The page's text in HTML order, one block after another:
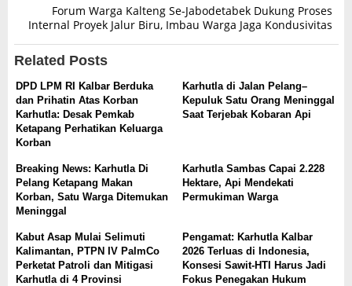
Forum Warga Kalteng Se-Jabodetabek Dukung Proses
Internal Proyek Jalur Biru, Imbau Warga Jaga Kondusivitas
Related Posts
DPD LPM RI Kalbar Berduka
dan Prihatin Atas Korban
Karhutla: Desak Pemkab
Ketapang Perhatikan Keluarga
Korban
Karhutla di Jalan Pelang–
Kepuluk Satu Orang Meninggal
Saat Terjebak Kobaran Api
Breaking News: Karhutla Di
Pelang Ketapang Makan
Korban, Satu Warga Ditemukan
Meninggal
Karhutla Sambas Capai 2.228
Hektare, Api Mendekati
Permukiman Warga
Kabut Asap Mulai Selimuti
Kalimantan, PTPN IV PalmCo
Perketat Patroli dan Mitigasi
Karhutla di 4 Provinsi
Pengamat: Karhutla Kalbar
2026 Terluas di Indonesia,
Konsesi Sawit-HTI Harus Jadi
Fokus Penegakan Hukum